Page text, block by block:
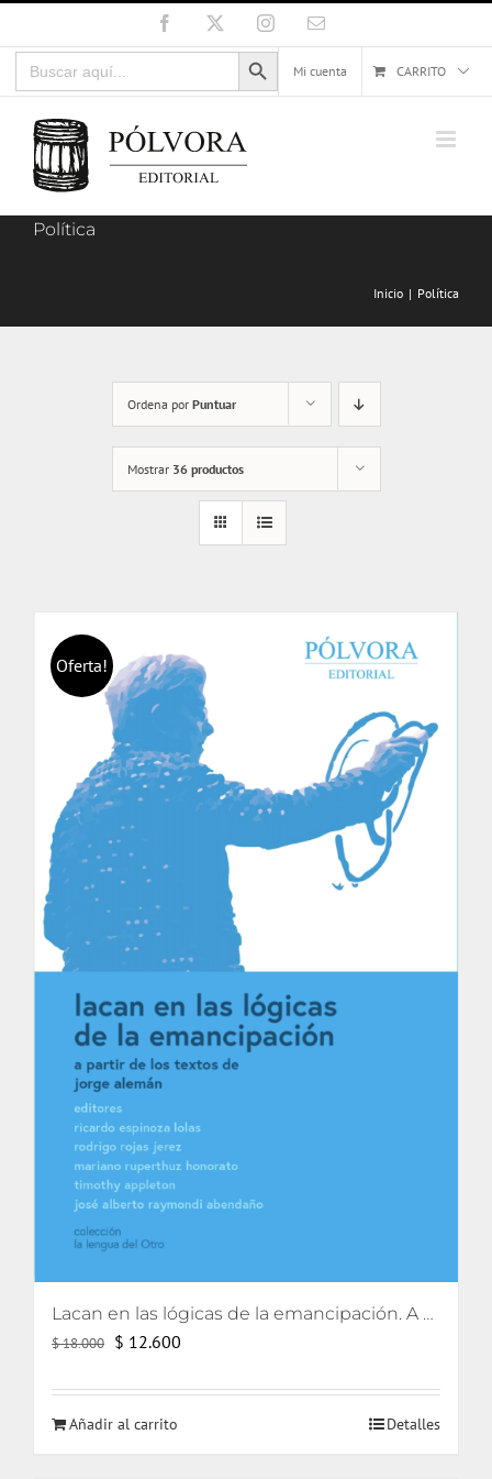
al
contenido
Facebook InstagramCorreo
Buscar:
Botón de búsqueda
Mi cuenta
CARRITO
Política
Inicio Política
Ordena por Puntuar
Mostrar 36 productos
Oferta!
Lacan en las lógicas de la emancipación. A partir de los textos de Jorge Alemán.
$18.000 El
original
era:
$ 12.600
actual
Añadir al carrito Detalles